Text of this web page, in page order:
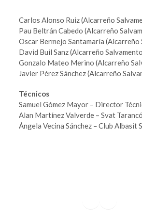
Carlos Alonso Ruiz (Alcarreño
Pau Beltrán Cabedo (Alcarreño
Oscar Bermejo Santamaría (Alcarreño
David Buil Sanz (Alcarreño
Gonzalo Mateo Merino (Alcarreño
Javier Pérez Sánchez (Alcarreño
Técnicos
Samuel Gómez Mayor – Director
Alan Martínez Valverde – Svat
Ángela Vecina Sánchez – Club Albasit